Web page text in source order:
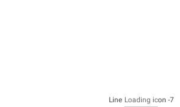
7- Line
Loading icon